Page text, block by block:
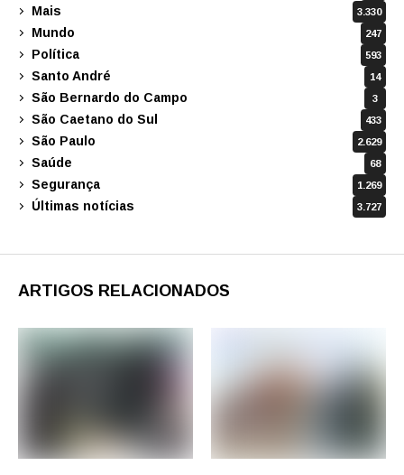
Mais 3.330
Mundo 247
Política 593
Santo André 14
São Bernardo do Campo 3
São Caetano do Sul 433
São Paulo 2.629
Saúde 68
Segurança 1.269
Últimas notícias 3.727
ARTIGOS RELACIONADOS